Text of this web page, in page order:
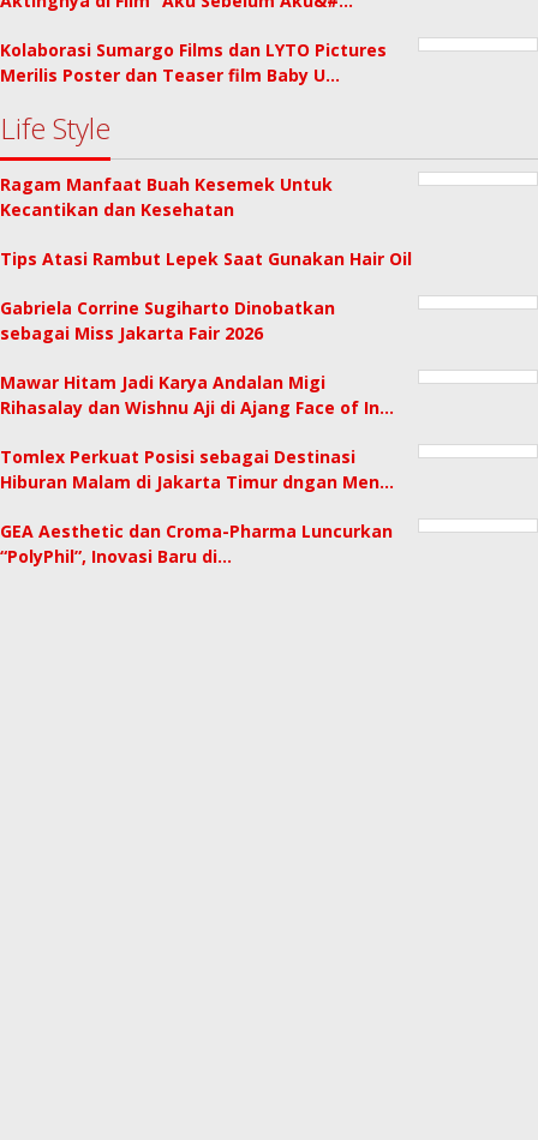
Kolaborasi Sumargo Films dan LYTO Pictures
Merilis Poster dan Teaser film Baby U…
Life Style
Ragam Manfaat Buah Kesemek Untuk
Kecantikan dan Kesehatan
Tips Atasi Rambut Lepek Saat Gunakan Hair Oil
Gabriela Corrine Sugiharto Dinobatkan
sebagai Miss Jakarta Fair 2026
Mawar Hitam Jadi Karya Andalan Migi
Rihasalay dan Wishnu Aji di Ajang Face of In…
Tomlex Perkuat Posisi sebagai Destinasi
Hiburan Malam di Jakarta Timur dngan Men…
GEA Aesthetic dan Croma-Pharma Luncurkan
“PolyPhil”, Inovasi Baru di…